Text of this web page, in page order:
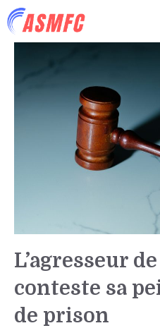
Aller
au
L’agresseur
conteste sa
de prison